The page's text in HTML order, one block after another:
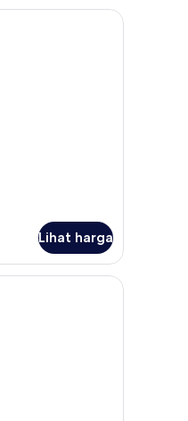
minibar, brankas, dan meja
Lihat harga
Premier | Seprai premium,